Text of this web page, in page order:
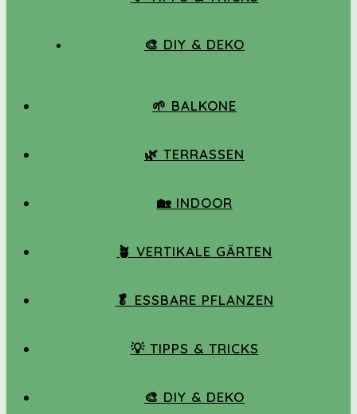
🎨 DIY & DEKO
🌱 BALKONE
🌿 TERRASSEN
🏡 INDOOR
🪴 VERTIKALE GÄRTEN
🥬 ESSBARE PFLANZEN
💡 TIPPS & TRICKS
🎨 DIY & DEKO